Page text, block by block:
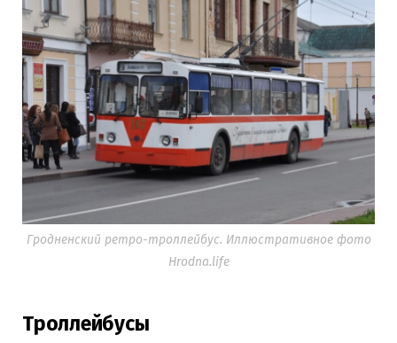
Гродненский ретро-троллейбус. Иллюстративное фото
Hrodna.life
Троллейбусы